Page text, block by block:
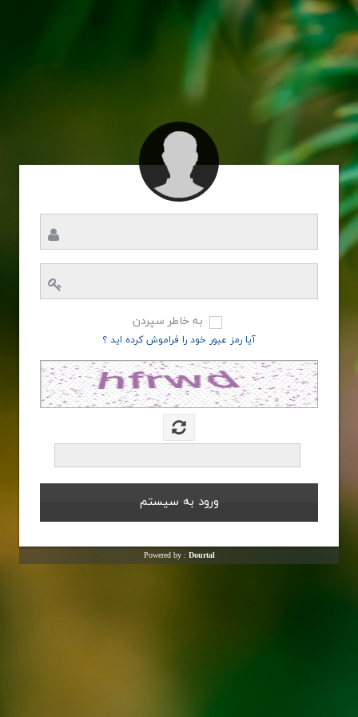
به خاطر سپردن
آیا رمز عبور خود را فراموش کرده اید ؟
Powered by : Dourtal